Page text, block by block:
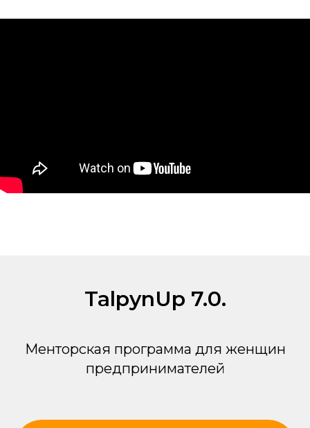
TalpynUp 7.0.
Менторская программа для женщин
предпринимателей